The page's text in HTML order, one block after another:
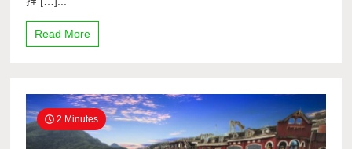
Read More
2 Minutes